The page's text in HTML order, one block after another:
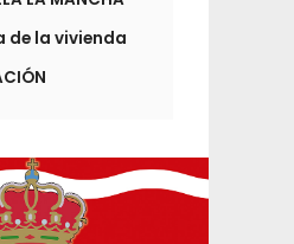
de la vivienda